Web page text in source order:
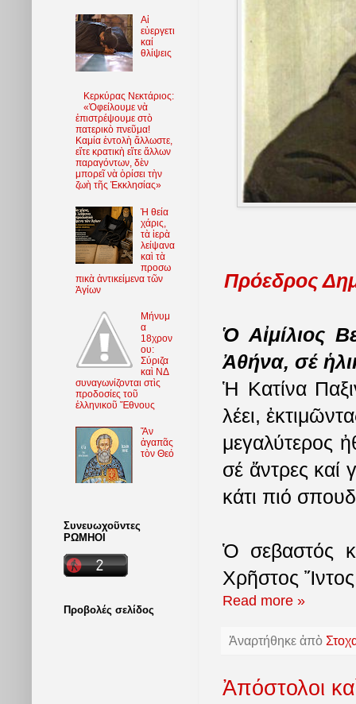
Πρόεδρος
Ὁ Αἰμίλιος
Ἀθήνα, σέ
Ἡ Κατίνα
λέει,
μεγαλύτερος
σέ ἄντρες καί
κάτι πιό
Ὁ σεβαστός
Χρῆστος Ἴντος
Read more »
Ἀναρτήθηκε ἀπὸ
Ἀπόστολοι
Αἱ
εὐεργετι
καί
θλίψεις
Κερκύρας Νεκτάριος:
«Ὀφείλουμε νὰ
ἐπιστρέψουμε στὸ
πατερικὸ πνεῦμα!
Καμία ἐντολὴ ἄλλωστε,
εἴτε κρατικὴ εἴτε ἄλλων
παραγόντων, δὲν
μπορεῖ νὰ ὁρίσει τὴν
ζωὴ τῆς Ἐκκλησίας»
Ἡ θεία
χάρις,
τὰ ἱερὰ
λείψανα
καὶ τὰ
προσω
πικὰ ἀντικείμενα τῶν
Ἁγίων
Μήνυμ
α
18χρον
ου:
Σύριζα
καὶ ΝΔ
συναγωνίζονται στὶς
προδοσίες τοῦ
ἑλληνικοῦ Ἔθνους
Ἄν
ἀγαπᾶς
τὸν Θεό
Συνευωχοῦντες
ΡΩΜΗΟΙ
Προβολές σελίδος